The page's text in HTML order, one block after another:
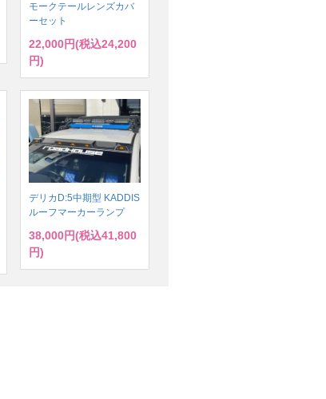
モークテールレンズカバ
ーセット
22,000円(税込24,200
円)
デリカD:5中期型 KADDIS
ルーフマーカーランプ
38,000円(税込41,800
円)